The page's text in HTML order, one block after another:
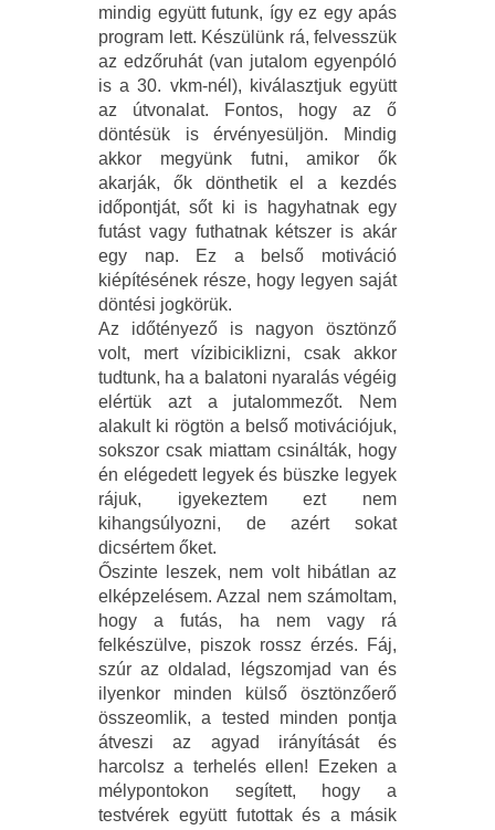
mindig együtt futunk, így ez egy apás
program lett. Készülünk rá, felvesszük
az edzőruhát (van jutalom egyenpóló
is a 30. vkm-nél), kiválasztjuk együtt
az útvonalat. Fontos, hogy az ő
döntésük is érvényesüljön. Mindig
akkor megyünk futni, amikor ők
akarják, ők dönthetik el a kezdés
időpontját, sőt ki is hagyhatnak egy
futást vagy futhatnak kétszer is akár
egy nap. Ez a belső motiváció
kiépítésének része, hogy legyen saját
döntési jogkörük.
Az időtényező is nagyon ösztönző
volt, mert vízibiciklizni, csak akkor
tudtunk, ha a balatoni nyaralás végéig
elértük azt a jutalommezőt. Nem
alakult ki rögtön a belső motivációjuk,
sokszor csak miattam csinálták, hogy
én elégedett legyek és büszke legyek
rájuk, igyekeztem ezt nem
kihangsúlyozni, de azért sokat
dicsértem őket.
Őszinte leszek, nem volt hibátlan az
elképzelésem. Azzal nem számoltam,
hogy a futás, ha nem vagy rá
felkészülve, piszok rossz érzés. Fáj,
szúr az oldalad, légszomjad van és
ilyenkor minden külső ösztönzőerő
összeomlik, a tested minden pontja
átveszi az agyad irányítását és
harcolsz a terhelés ellen! Ezeken a
mélypontokon segített, hogy a
testvérek együtt futottak és a másik